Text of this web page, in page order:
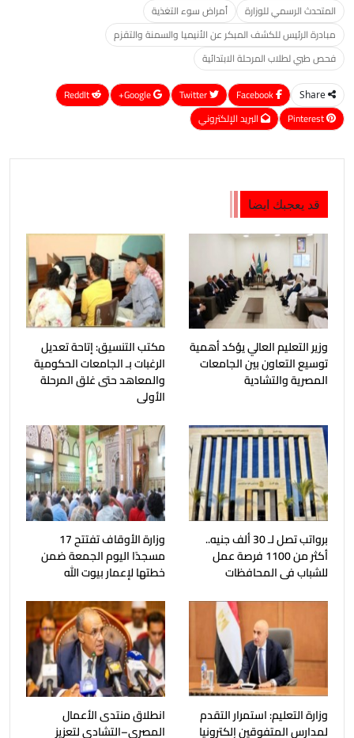
المتحدث الرسمي للوزارة
أمراض سوء التغذية
مبادرة الرئيس للكشف المبكر عن الأنيميا والسمنة والتقزم
فحص طبي لطلاب المرحلة الابتدائية
Share
Google+
ReddIt
Pinterest
البريد الإلكتروني
قد يعجبك ايضا
وزير التعليم العالي يؤكد أهمية
توسيع التعاون بين الجامعات
المصرية والتشادية
مكتب التنسيق: إتاحة تعديل
الرغبات بـ الجامعات الحكومية
والمعاهد حتى غلق المرحلة
الأولى
برواتب تصل لـ 30 ألف جنيه..
أكثر من 1100 فرصة عمل
للشباب فى المحافظات
وزارة الأوقاف تفتتح 17
مسجدًا اليوم الجمعة ضمن
خطتها لإعمار بيوت الله
وزارة التعليم: استمرار التقدم
لمدارس المتفوقين إلكترونيا
انطلاق منتدى الأعمال
المصري–التشادي لتعزيز